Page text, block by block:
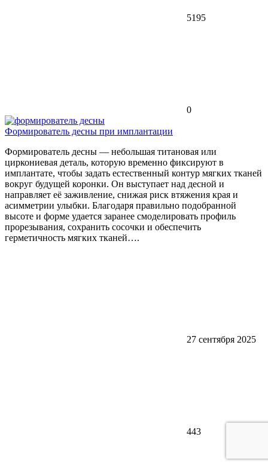
5195
0
Формирователь десны при имплантации
Формирователь десны — небольшая титановая или
циркониевая деталь, которую временно фиксируют в
имплантате, чтобы задать естественный контур мягких тканей
вокруг будущей коронки. Он выступает над десной и
направляет её заживление, снижая риск втяжения края и
асимметрии улыбки. Благодаря правильно подобранной
высоте и форме удается заранее смоделировать профиль
прорезывания, сохранить сосочки и обеспечить
герметичность мягких тканей….
27 сентября 2025
443